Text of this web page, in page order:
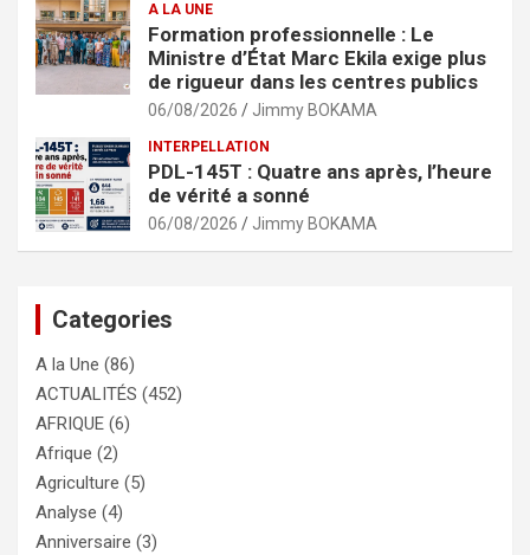
A LA UNE
Formation professionnelle : Le
Ministre d’État Marc Ekila exige plus
de rigueur dans les centres publics
06/08/2026 Jimmy BOKAMA
INTERPELLATION
PDL-145T : Quatre ans après, l’heure
de vérité a sonné
06/08/2026 Jimmy BOKAMA
Categories
A la Une (86)
ACTUALITÉS (452)
AFRIQUE (6)
Afrique (2)
Agriculture (5)
Analyse (4)
Anniversaire (3)